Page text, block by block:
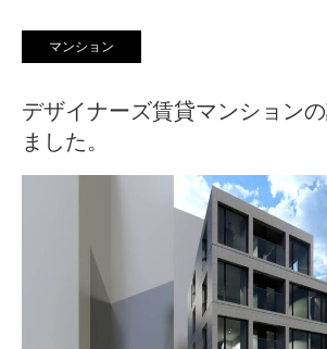
マンション
デザイナーズ賃貸マンション
ました。